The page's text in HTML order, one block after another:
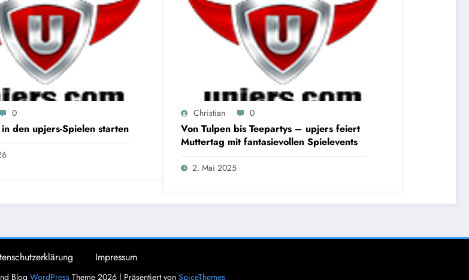
0
den upjers-Spielen starten
Christian 0
Von Tulpen bis Teepartys – upjers feiert
Muttertag mit fantasievollen Spielevents
2. Mai 2025
Impressum
Blog WordPressTheme 2026 | Präsentiert von SpiceThemes